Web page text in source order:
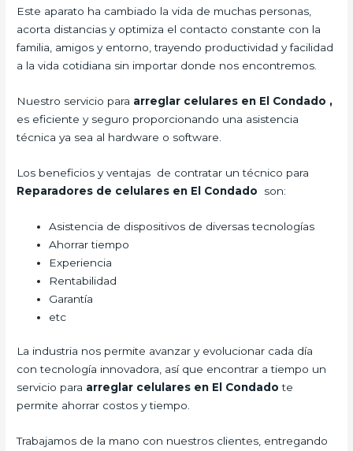
Este aparato ha cambiado la vida de muchas personas,
acorta distancias y optimiza el contacto constante con la
familia, amigos y entorno, trayendo productividad y facilidad
a la vida cotidiana sin importar donde nos encontremos.
Nuestro servicio para arreglar celulares en El Condado ,
es eficiente y seguro proporcionando una asistencia
técnica ya sea al hardware o software.
Los beneficios y ventajas de contratar un técnico para
Reparadores de celulares en El Condado son:
Asistencia de dispositivos de diversas tecnologías
Ahorrar tiempo
Experiencia
Rentabilidad
Garantía
etc
La industria nos permite avanzar y evolucionar cada día
con tecnología innovadora, así que encontrar a tiempo un
servicio para arreglar celulares en El Condado te
permite ahorrar costos y tiempo.
Trabajamos de la mano con nuestros clientes, entregando